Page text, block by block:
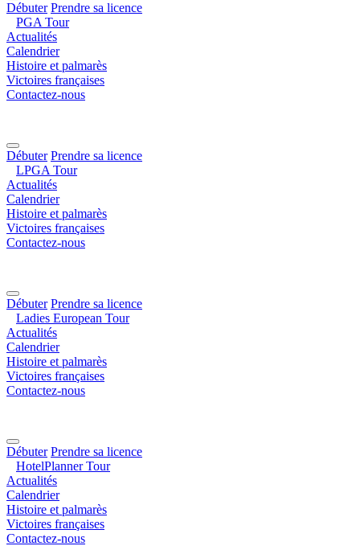
Débuter Prendre sa licence
PGA Tour
Actualités
Calendrier
Histoire et palmarès
Victoires françaises
Contactez-nous
Débuter Prendre sa licence
LPGA Tour
Actualités
Calendrier
Histoire et palmarès
Victoires françaises
Contactez-nous
Débuter Prendre sa licence
Ladies European Tour
Actualités
Calendrier
Histoire et palmarès
Victoires françaises
Contactez-nous
Débuter Prendre sa licence
HotelPlanner Tour
Actualités
Calendrier
Histoire et palmarès
Victoires françaises
Contactez-nous